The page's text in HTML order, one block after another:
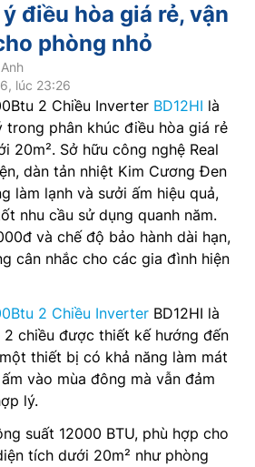
ý điều hòa giá rẻ, vận
phòng nhỏ
lúc 23:26
2 Chiều Inverter BD12HI là
trong phân khúc điều hòa giá rẻ
20m². Sở hữu công nghệ Real
dàn tản nhiệt Kim Cương Đen
làm lạnh và sưởi ấm hiệu quả,
nhu cầu sử dụng quanh năm.
và chế độ bảo hành dài hạn,
cân nhắc cho các gia đình hiện
2 Chiều Inverter BD12HI là
chiều được thiết kế hướng đến
thiết bị có khả năng làm mát
vào mùa đông mà vẫn đảm
lý.
suất 12000 BTU, phù hợp cho
tích dưới 20m² như phòng